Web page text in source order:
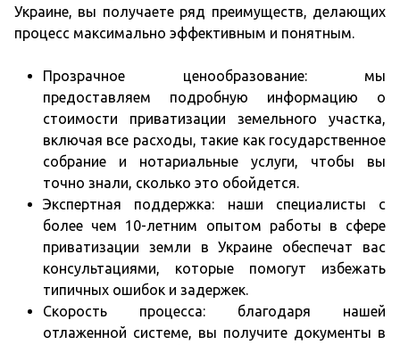
Украине, вы получаете ряд преимуществ, делающих
процесс максимально эффективным и понятным.
Прозрачное ценообразование: мы
предоставляем подробную информацию о
стоимости приватизации земельного участка,
включая все расходы, такие как государственное
собрание и нотариальные услуги, чтобы вы
точно знали, сколько это обойдется.
Экспертная поддержка: наши специалисты с
более чем 10-летним опытом работы в сфере
приватизации земли в Украине обеспечат вас
консультациями, которые помогут избежать
типичных ошибок и задержек.
Скорость процесса: благодаря нашей
отлаженной системе, вы получите документы в